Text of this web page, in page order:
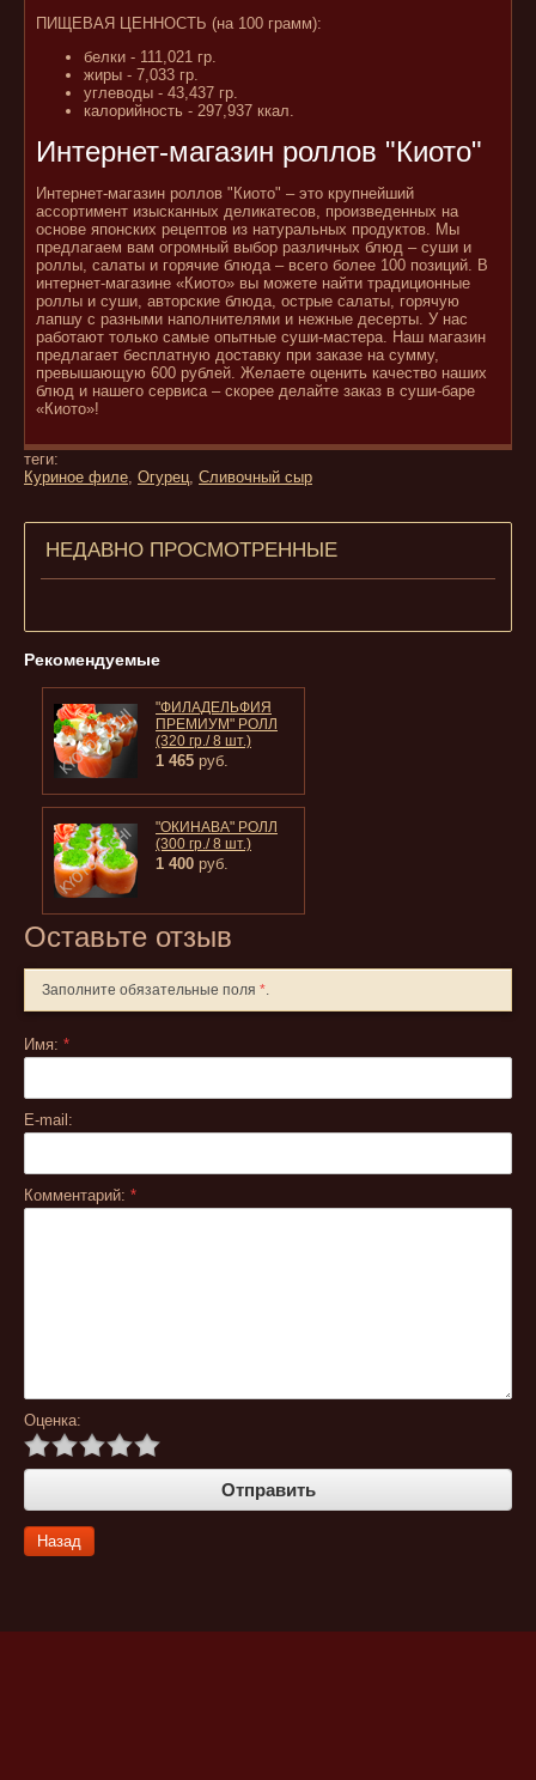
ПИЩЕВАЯ ЦЕННОСТЬ (на 100 грамм):
белки - 111,021 гр.
жиры - 7,033 гр.
углеводы - 43,437 гр.
калорийность - 297,937 ккал.
Интернет-магазин роллов "Киото"
Интернет-магазин роллов "Киото" – это крупнейший
ассортимент изысканных деликатесов, произведенных на
основе японских рецептов из натуральных продуктов. Мы
предлагаем вам огромный выбор различных блюд – суши и
роллы, салаты и горячие блюда – всего более 100 позиций. В
интернет-магазине «Киото» вы можете найти традиционные
роллы и суши, авторские блюда, острые салаты, горячую
лапшу с разными наполнителями и нежные десерты. У нас
работают только самые опытные суши-мастера. Наш магазин
предлагает бесплатную доставку при заказе на сумму,
превышающую 600 рублей. Желаете оценить качество наших
блюд и нашего сервиса – скорее делайте заказ в суши-баре
«Киото»!
теги:
Куриное филе, Огурец, Сливочный сыр
НЕДАВНО ПРОСМОТРЕННЫЕ
Рекомендуемые
"ФИЛАДЕЛЬФИЯ
ПРЕМИУМ" РОЛЛ
(320 гр./ 8 шт.)
1 465 руб.
"ОКИНАВА" РОЛЛ
(300 гр./ 8 шт.)
1 400 руб.
Оставьте отзыв
Заполните обязательные поля *.
Имя: *
E-mail:
Комментарий: *
Оценка:
Назад